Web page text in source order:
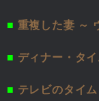
■ 重複した妻 ～
■ ディナー・タ
■ テレビのタイ